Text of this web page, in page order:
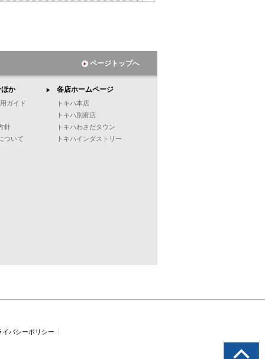
ページトップへ
か
ガイド
針
ついて
各店ホームページ
トキハ本店
トキハ別府店
トキハわさだタウン
トキハインダストリー
イバシーポリシー